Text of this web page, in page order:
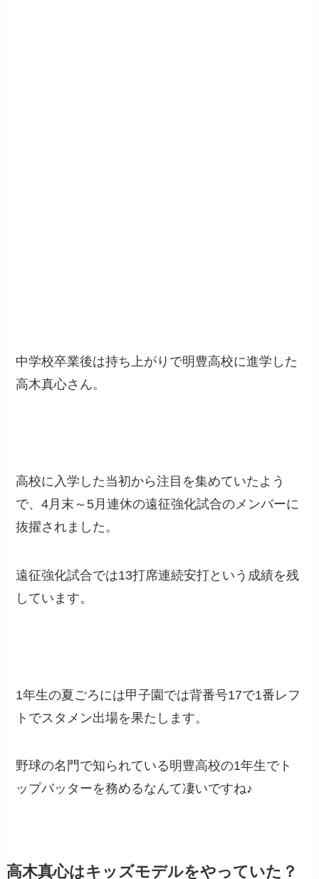
中学校卒業後は持ち上がりで明豊高校に進学した
高木真心さん。
高校に入学した当初から注目を集めていたよう
で、4月末～5月連休の遠征強化試合のメンバーに
抜擢されました。
遠征強化試合では13打席連続安打という成績を残
しています。
1年生の夏ごろには甲子園では背番号17で1番レフ
トでスタメン出場を果たします。
野球の名門で知られている明豊高校の1年生でト
ップバッターを務めるなんて凄いですね♪
高木真心はキッズモデルをやっていた？